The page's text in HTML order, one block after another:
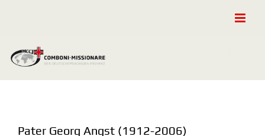
Pater Georg Angst (1912-2006)